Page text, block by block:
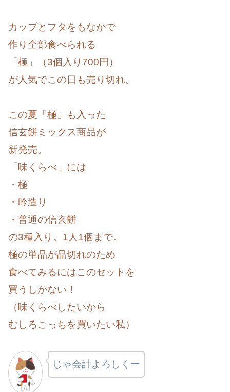
カップとフタをもなかで
作り全部食べられる
「極」（3個入り700円）
が人気でこの日も売り切れ。
この夏「極」も入った
信玄餅ミックス商品が
新発売。
「味くらべ」には
・極
・吟造り
・普通の信玄餅
の3種入り。1人1個まで。
極の単品が品切れのため
食べてみるにはこのセットを
買うしかない！
（味くらべしたいから
むしろこっちを買いたい私）
じゃ会計よろしくー